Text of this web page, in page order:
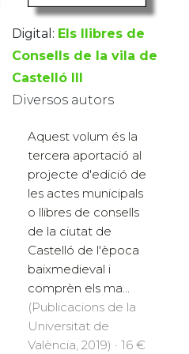
Digital: Els llibres de
Consells de la vila de
Castelló III
Diversos autors
Aquest volum és la
tercera aportació al
projecte d'edició de
les actes municipals
o llibres de consells
de la ciutat de
Castelló de l'època
baixmedieval i
comprèn els ma...
(Publicacions de la
Universitat de
València, 2019) · 16 €